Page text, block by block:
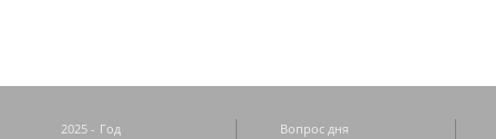
2025 - Год
Вопрос дня